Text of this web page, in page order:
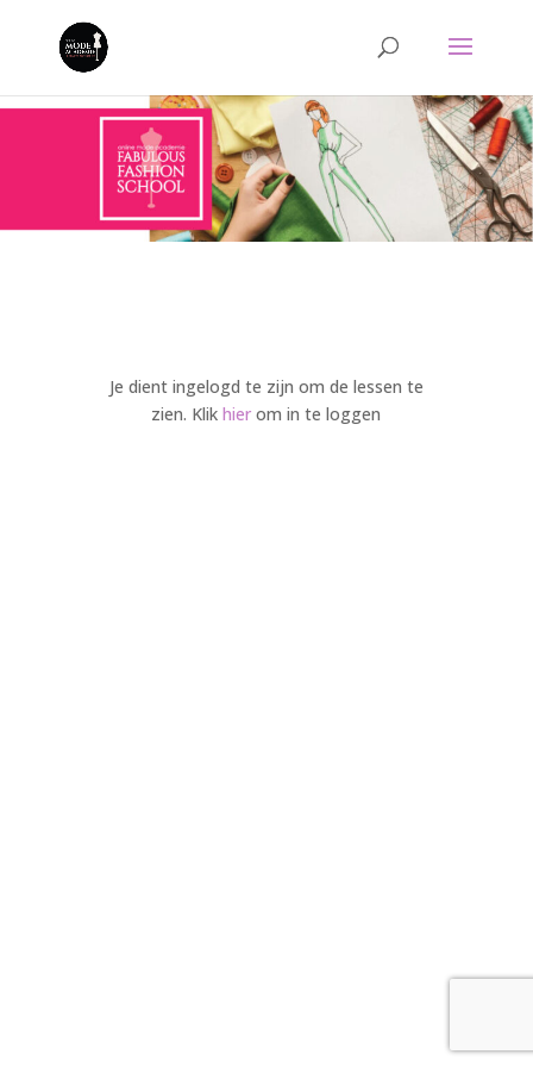
Je dient ingelogd te zijn om de lessen te
zien. Klikhier om in te loggen